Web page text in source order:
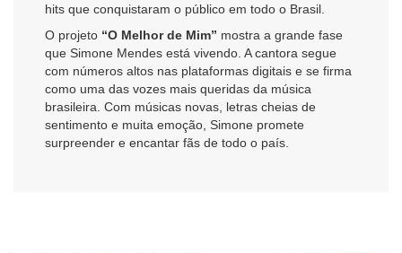
hits que conquistaram o público em todo o Brasil.
O projeto “O Melhor de Mim” mostra a grande fase
que Simone Mendes está vivendo. A cantora segue
com números altos nas plataformas digitais e se firma
como uma das vozes mais queridas da música
brasileira. Com músicas novas, letras cheias de
sentimento e muita emoção, Simone promete
surpreender e encantar fãs de todo o país.